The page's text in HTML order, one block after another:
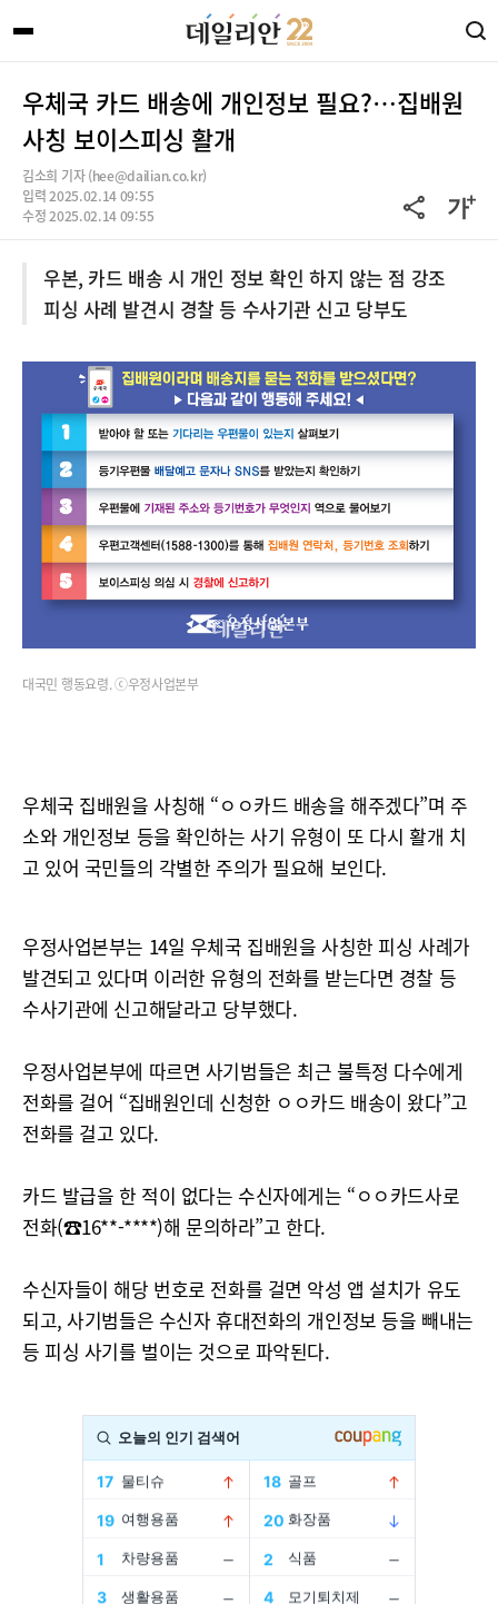
우체국 카드 배송에 개인정보 필요?…집배원
사칭 보이스피싱 활개
김소희 기자 (hee@dailian.co.kr)
입력 2025.02.14 09:55
수정 2025.02.14 09:55
우본, 카드 배송 시 개인 정보 확인 하지 않는 점 강조
피싱 사례 발견시 경찰 등 수사기관 신고 당부도
대국민 행동요령. ⓒ우정사업본부
우체국 집배원을 사칭해 “ㅇㅇ카드 배송을 해주겠다”며 주
소와 개인정보 등을 확인하는 사기 유형이 또 다시 활개 치
고 있어 국민들의 각별한 주의가 필요해 보인다.
우정사업본부는 14일 우체국 집배원을 사칭한 피싱 사례가
발견되고 있다며 이러한 유형의 전화를 받는다면 경찰 등
수사기관에 신고해달라고 당부했다.
우정사업본부에 따르면 사기범들은 최근 불특정 다수에게
전화를 걸어 “집배원인데 신청한 ㅇㅇ카드 배송이 왔다”고
전화를 걸고 있다.
카드 발급을 한 적이 없다는 수신자에게는 “ㅇㅇ카드사로
전화(☎16**-****)해 문의하라”고 한다.
수신자들이 해당 번호로 전화를 걸면 악성 앱 설치가 유도
되고, 사기범들은 수신자 휴대전화의 개인정보 등을 빼내는
등 피싱 사기를 벌이는 것으로 파악된다.